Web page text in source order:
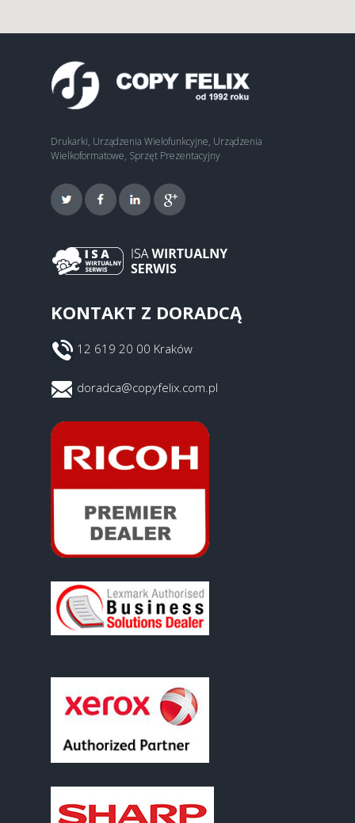
Drukarki, Urządzenia Wielofunkcyjne, Urządzenia
Wielkoformatowe, Sprzęt Prezentacyjny
KONTAKT Z DORADCĄ
12 619 20 00 Kraków
doradca@copyfelix.com.pl